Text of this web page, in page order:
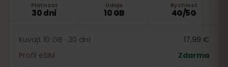
Platnost
30 dní
Údaje
10 GB
Rychlost
4G/5G
Kuvajt 10 GB · 30 dní
17,99 €
Profil eSIM
Zdarma